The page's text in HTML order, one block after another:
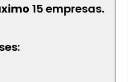
15 empresas.